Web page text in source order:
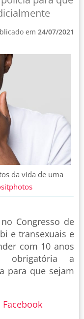
em 24/07/2021
da vida de uma
Congresso de
e transexuais e
com 10 anos
obrigatória a
para que sejam
Facebook